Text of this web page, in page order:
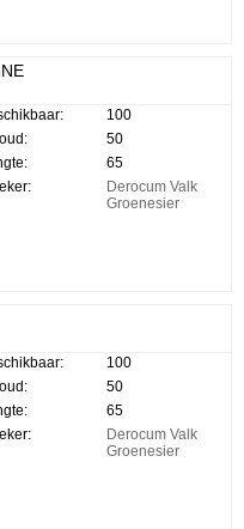
100
50
65
Derocum Valk
Groenesier
100
50
65
Derocum Valk
Groenesier